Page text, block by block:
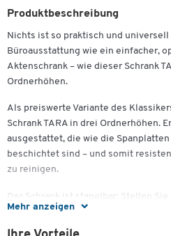
Mehr anzeigen
Produktbeschreibung
Nichts ist so praktisch und
Büroausstattung wie ein einfacher,
Aktenschrank – wie dieser Schrank
Ordnerhöhen.
Als preiswerte Variante des
Schrank TARA in drei Ordnerhöhen.
ausgestattet, die wie die
beschichtet sind – und somit
zu reinigen.
Der Schrank ist stapelbar: Stellen Sie
aufeinander, um mehr Stauraum zu
Flügeltüren mit silberfarbenen